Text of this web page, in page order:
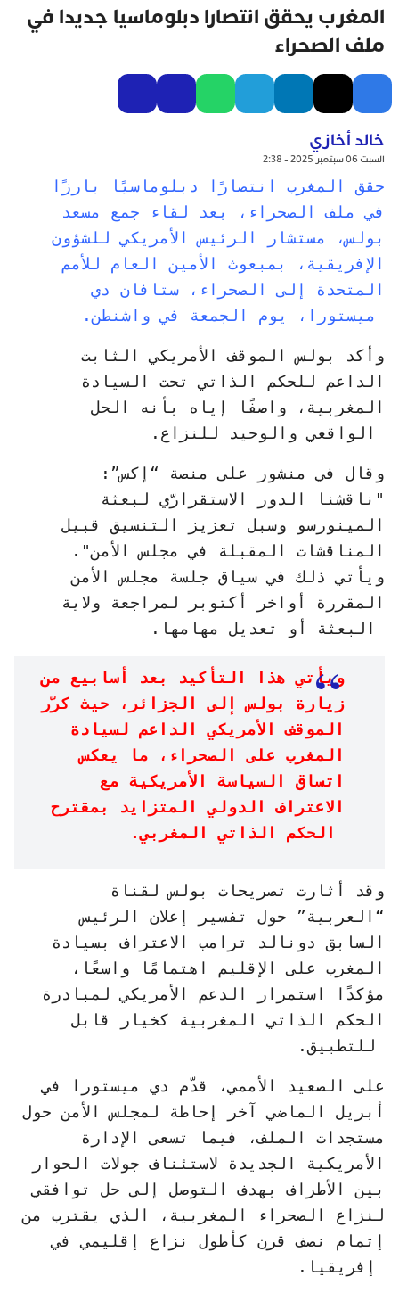
المغرب يحقق انتصارا دبلوماسيا جديدا في
ملف الصحراء
خالد أخازي
السبت 06 سبتمبر 2025 - 2:38
حقق المغرب انتصارًا دبلوماسيًا بارزًا
في ملف الصحراء، بعد لقاء جمع مسعد
بولس، مستشار الرئيس الأمريكي للشؤون
الإفريقية، بمبعوث الأمين العام للأمم
المتحدة إلى الصحراء، ستافان دي
ميستورا، يوم الجمعة في واشنطن.
وأكد بولس الموقف الأمريكي الثابت
الداعم للحكم الذاتي تحت السيادة
المغربية، واصفًا إياه بأنه الحل
الواقعي والوحيد للنزاع.
وقال في منشور على منصة “إكس”:
"ناقشنا الدور الاستقرارّي لبعثة
المينورسو وسبل تعزيز التنسيق قبيل
المناقشات المقبلة في مجلس الأمن".
ويأتي ذلك في سياق جلسة مجلس الأمن
المقررة أواخر أكتوبر لمراجعة ولاية
البعثة أو تعديل مهامها.
ويأتي هذا التأكيد بعد أسابيع من
زيارة بولس إلى الجزائر، حيث كرّر
الموقف الأمريكي الداعم لسيادة
المغرب على الصحراء، ما يعكس
اتساق السياسة الأمريكية مع
الاعتراف الدولي المتزايد بمقترح
الحكم الذاتي المغربي.
وقد أثارت تصريحات بولس لقناة
“العربية” حول تفسير إعلان الرئيس
السابق دونالد ترامب الاعتراف بسيادة
المغرب على الإقليم اهتمامًا واسعًا،
مؤكدًا استمرار الدعم الأمريكي لمبادرة
الحكم الذاتي المغربية كخيار قابل
للتطبيق.
على الصعيد الأممي، قدّم دي ميستورا في
أبريل الماضي آخر إحاطة لمجلس الأمن حول
مستجدات الملف، فيما تسعى الإدارة
الأمريكية الجديدة لاستئناف جولات الحوار
بين الأطراف بهدف التوصل إلى حل توافقي
لنزاع الصحراء المغربية، الذي يقترب من
إتمام نصف قرن كأطول نزاع إقليمي في
إفريقيا.